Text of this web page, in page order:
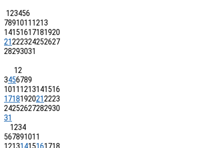
123456
7891011 1213
14151617181920
21222324252627
28293031
12
3456789
1011 1213141516
17181920212223
24252627282930
31
1234
567891011